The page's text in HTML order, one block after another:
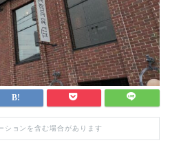
ションを含む場合があります